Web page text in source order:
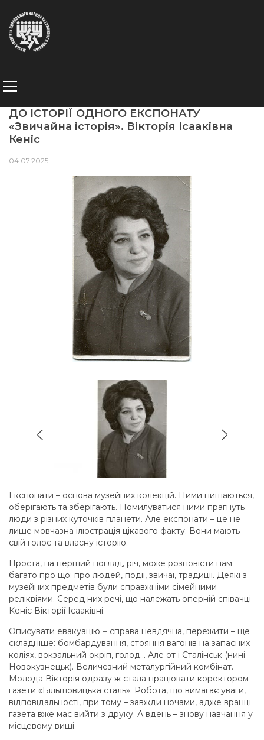
ДО ІСТОРІЇ ОДНОГО ЕКСПОНАТУ
«Звичайна історія». Вікторія Ісааківна
Кеніс
04.07.2025
Експонати – основа музейних колекцій. Ними пишаються,
оберігають та зберігають. Помилуватися ними прагнуть
люди з різних куточків планети. Але експонати – це не
лише мовчазна ілюстрація цікавого факту. Вони мають
свій голос та власну історію.
Проста, на перший погляд, річ, може розповісти нам
багато про що: про людей, події, звичаї, традиції. Деякі з
музейних предметів були справжніми сімейними
реліквіями. Серед них речі, що належать оперній співачці
Кеніс Вікторії Ісааківні.
Описувати евакуацію − справа невдячна, пережити – ще
складніше: бомбардування, стояння вагонів на запасних
коліях, вокзальний окріп, голод... Але от і Сталінськ (нині
Новокузнецьк). Величезний металургійний комбінат.
Молода Вікторія одразу ж стала працювати коректором
газети «Більшовицька сталь». Робота, що вимагає уваги,
відповідальності, при тому – завжди ночами, адже вранці
газета вже має вийти з друку. А вдень – знову навчання у
місцевому виші.